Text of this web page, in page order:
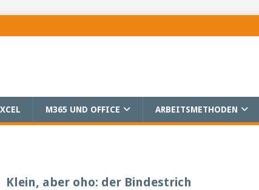
M365 UND OFFICE ARBEITSMETHODEN
Klein, aber oho: der Bindestrich